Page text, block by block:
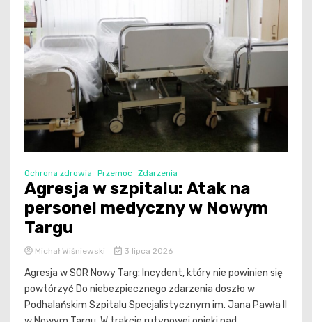
Ochrona zdrowia Przemoc Zdarzenia
Agresja w szpitalu: Atak na
personel medyczny w Nowym
Targu
Michał Wiśniewski 3 lipca 2026
Agresja w SOR Nowy Targ: Incydent, który nie powinien się
powtórzyć Do niebezpiecznego zdarzenia doszło w
Podhalańskim Szpitalu Specjalistycznym im. Jana Pawła II